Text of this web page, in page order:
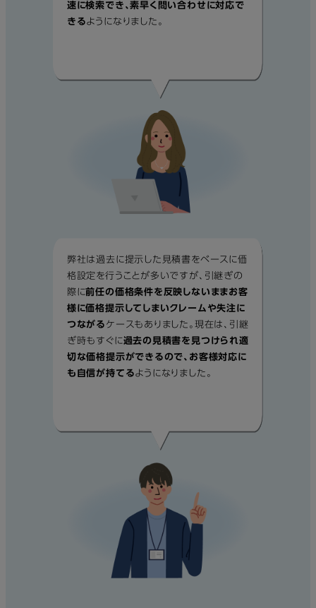
速に検索でき、素早く問い合わせに対応で
きるようになりました。
弊社は過去に提示した見積書をベースに価
格設定を行うことが多いですが、引継ぎの
際に前任の価格条件を反映しないままお客
様に価格提示してしまいクレームや失注に
つながる ケースもありました。現在は、引継
ぎ時もすぐに過去の見積書を見つけられ適
切な価格提示ができるので、お客様対応に
も自信が持てるようになりました。